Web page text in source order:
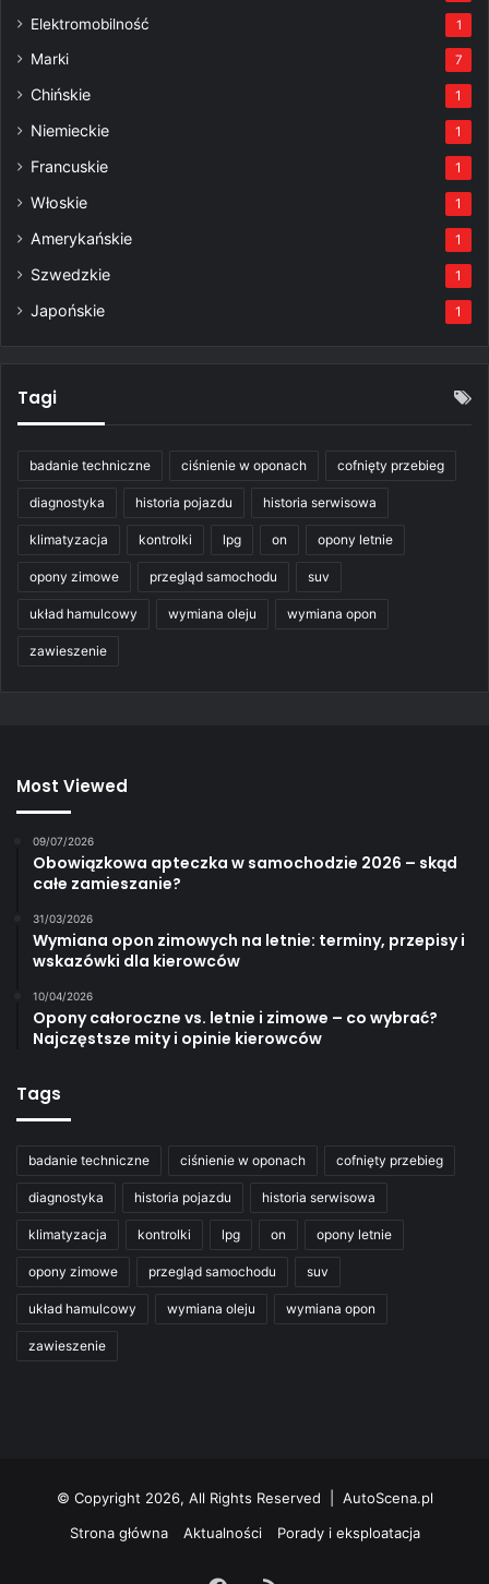
Elektromobilność 1
Marki 7
Chińskie 1
Niemieckie 1
Francuskie 1
Włoskie 1
Amerykańskie 1
Szwedzkie 1
Japońskie 1
Tagi
badanie techniczne ciśnienie w oponach cofnięty przebieg
diagnostyka historia pojazdu historia serwisowa
klimatyzacja kontrolki lpg on opony letnie
opony zimowe przegląd samochodu suv
układ hamulcowy wymiana oleju wymiana opon
zawieszenie
Most Viewed
09/07/2026
Obowiązkowa apteczka w samochodzie 2026 – skąd
całe zamieszanie?
31/03/2026
Wymiana opon zimowych na letnie: terminy, przepisy i
wskazówki dla kierowców
10/04/2026
Opony całoroczne vs. letnie i zimowe – co wybrać?
Najczęstsze mity i opinie kierowców
Tags
badanie techniczne ciśnienie w oponach cofnięty przebieg
diagnostyka historia pojazdu historia serwisowa
klimatyzacja kontrolki lpg on opony letnie
opony zimowe przegląd samochodu suv
układ hamulcowy wymiana oleju wymiana opon
zawieszenie
© Copyright 2026, All Rights Reserved | AutoScena.pl
Strona główna
Aktualności Porady i eksploatacja